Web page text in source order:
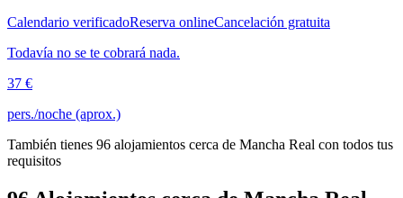
Calendario verificadoReserva onlineCancelación gratuita
Todavía no se te cobrará nada.
37 €
pers./noche (aprox.)
También tienes 96 alojamientos cerca de Mancha Real con todos tus
requisitos